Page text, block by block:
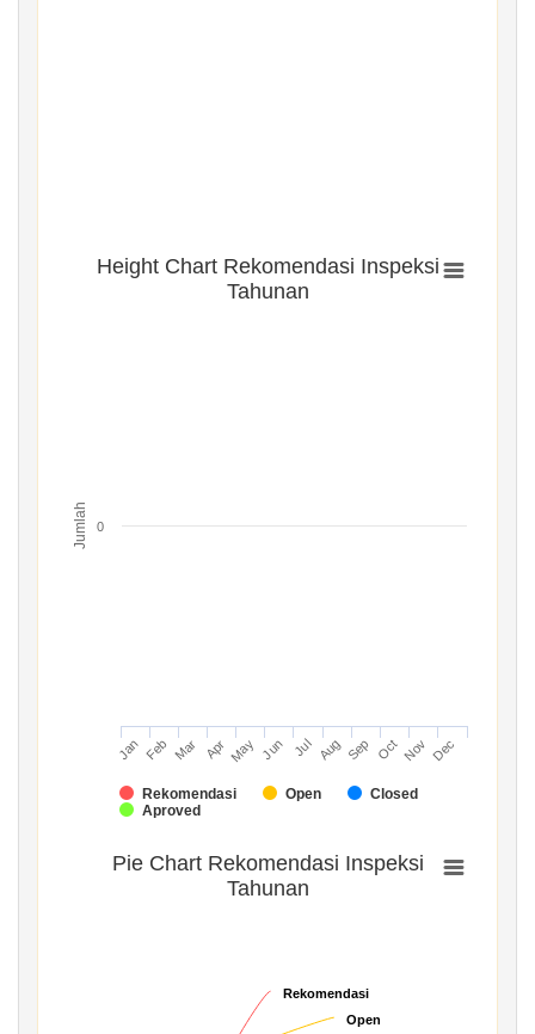
Jumlah
Height Chart Rekomendasi Inspeksi
Tahunan
Rekomendasi Open
Closed
Aproved
Jan Feb Mar Apr May Jun Jul Aug Sep Oct Nov Dec
0
Pie Chart Rekomendasi Inspeksi
Tahunan
Rekomendasi
Rekomendasi
Open
Open